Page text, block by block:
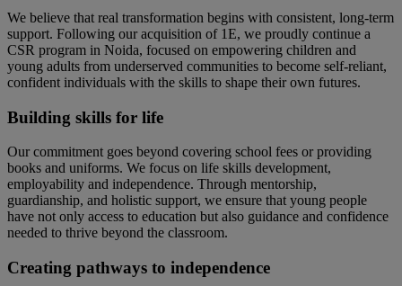
We believe that real transformation begins with consistent, long-term
support. Following our acquisition of 1E, we proudly continue a
CSR program in Noida, focused on empowering children and
young adults from underserved communities to become self-reliant,
confident individuals with the skills to shape their own futures.
Building skills for life
Our commitment goes beyond covering school fees or providing
books and uniforms. We focus on life skills development,
employability and independence. Through mentorship,
guardianship, and holistic support, we ensure that young people
have not only access to education but also guidance and confidence
needed to thrive beyond the classroom.
Creating pathways to independence